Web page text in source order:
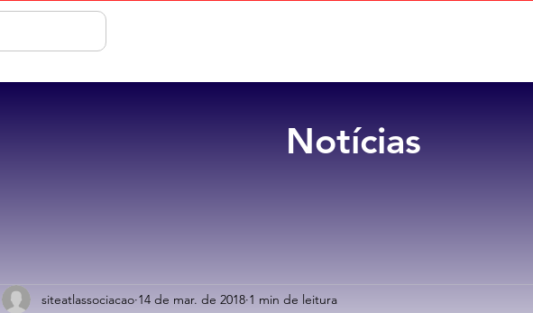
Notícias
siteatlassociacao 14 de mar. de 2018 1 min de leitura